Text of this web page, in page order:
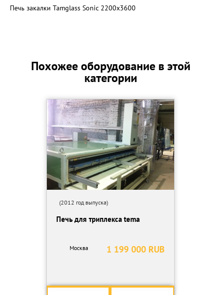
Печь закалки Tamglass Sonic 2200x3600
Похожее оборудование в этой
категории
(2012 год выпуска)
Печь для триплекса tema
1 199 000 RUB
Москва